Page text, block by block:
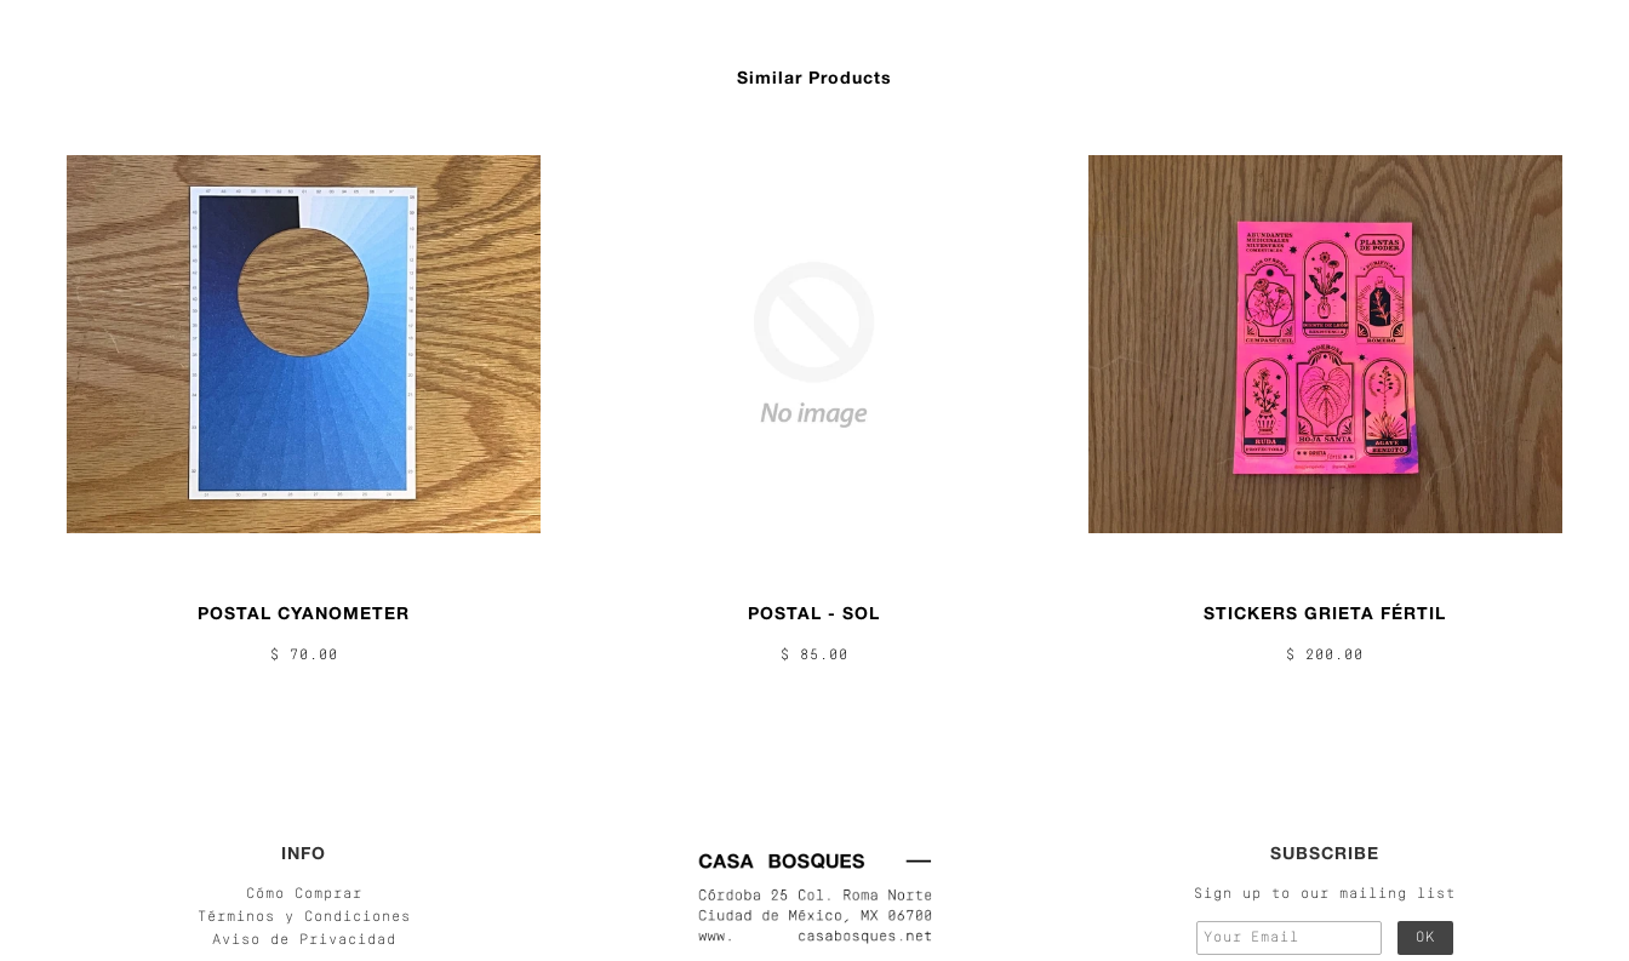
Similar Products
POSTAL CYANOMETER
$ 70.00
POSTAL - SOL
$ 85.00
STICKERS GRIETA FÉRTIL
$ 200.00
INFO
Cómo Comprar
Términos y Condiciones
Aviso de Privacidad
SUBSCRIBE
Sign up to our mailing list